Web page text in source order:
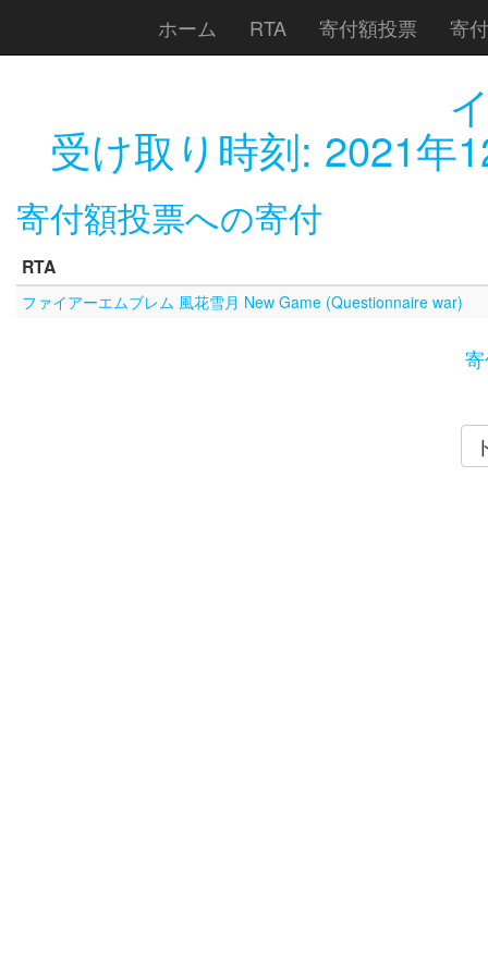
ホーム RTA 寄付額投票 寄
受け取り時刻: 2021年
寄付額投票への寄付
RTA
ファイアーエムブレム 風花雪月 New Game (Questionnaire war)